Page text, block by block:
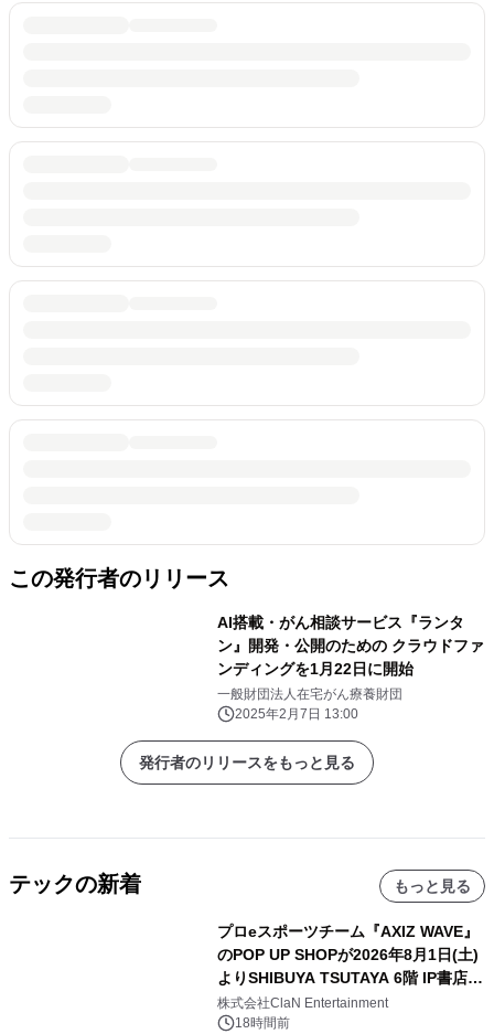
この発行者のリリース
AI搭載・がん相談サービス『ランタ
ン』開発・公開のための クラウドファ
ンディングを1月22日に開始
一般財団法人在宅がん療養財団
2025年2月7日 13:00
発行者のリリースをもっと見る
テックの新着 もっと見る
プロeスポーツチーム『AXIZ WAVE』
のPOP UP SHOPが2026年8月1日(土)
よりSHIBUYA TSUTAYA 6階 IP書店で
開催決定！！
株式会社ClaN Entertainment
18時間前